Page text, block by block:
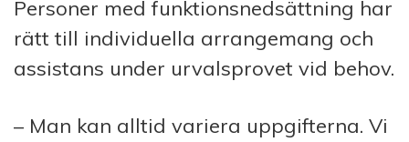
Personer med funktionsnedsättning har
rätt till individuella arrangemang och
assistans under urvalsprovet vid behov.
– Man kan alltid variera uppgifterna. Vi